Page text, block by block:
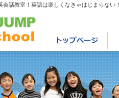
話教室！英語は楽しくなきゃはじまらない！